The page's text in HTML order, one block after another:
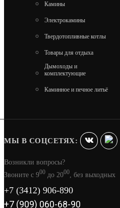
3 110
Камины
Электрокамины
Твердотопливные котлы
Товары для отдыха
Дымоходы и
комплектующие
Каминное и печное литьё
МЫ В СОЦСЕТЯХ:
Возникли вопросы?
Звоните с 900 до 2000 , без выходных
+7 (3412) 906-890
+7 (909) 060-68-90